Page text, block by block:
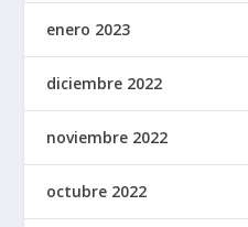
enero 2023
diciembre 2022
noviembre 2022
octubre 2022